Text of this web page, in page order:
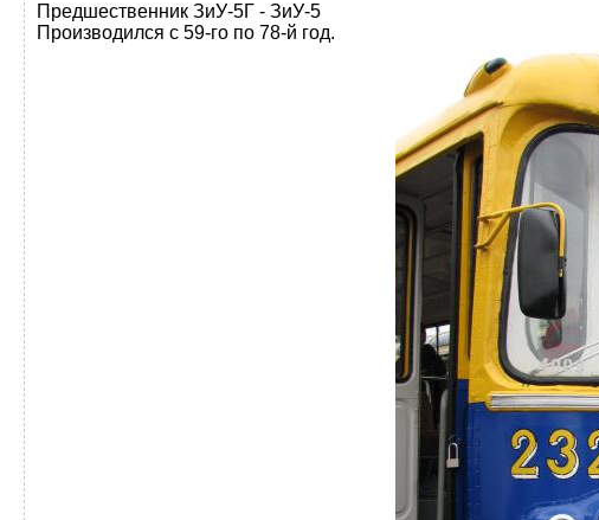
Предшественник ЗиУ-5Г - ЗиУ-5
Производился с 59-го по 78-й год.